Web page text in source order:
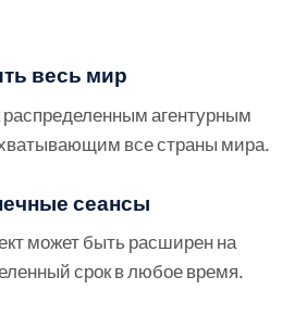
весь мир
распределенным агентурным
все страны мира.
сеансы
может быть расширен на
срок в любое время.